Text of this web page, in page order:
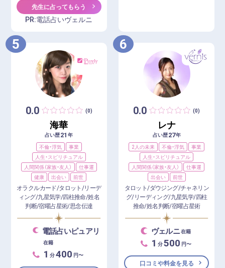
先生に占ってもらう
PR:電話占いヴェルニ
5
0.0 (0)
海華
占い歴21 年
不倫・浮気
事業
人生・スピリチュアル
人間関係（家族・友人）
仕事運
健康
出会い 前世
オラクルカード/タロット/リーデ
ィング/九星気学/四柱推命/姓名
判断/宿曜占星術/思念伝達
電話占いピュアリ
在籍
1 分400 円〜
6
0.0 (0)
レナ
占い歴27年
2人の未来
不倫・浮気
事業
人生・スピリチュアル
人間関係（家族・友人）
仕事運
出会い
前世
タロット/ダウジング/チャネリン
グ/リーディング/九星気学/四柱
推命/姓名判断/宿曜占星術
ヴェルニ在籍
1 分500 円〜
口コミや料金を見る